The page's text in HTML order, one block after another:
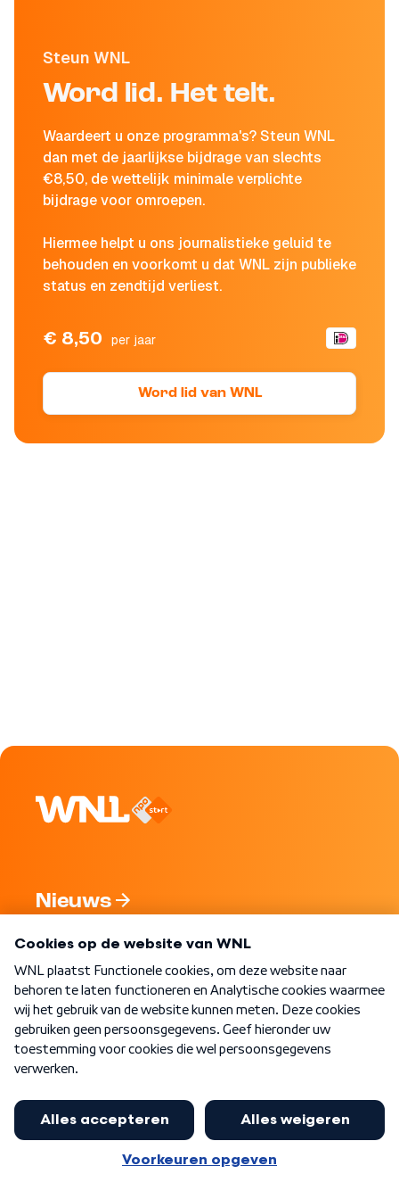
Steun WNL
Word lid. Het telt.
Waardeert u onze programma's? Steun WNL
dan met de jaarlijkse bijdrage van slechts
€8,50, de wettelijk minimale verplichte
bijdrage voor omroepen.
Hiermee helpt u ons journalistieke geluid te
behouden en voorkomt u dat WNL zijn publieke
status en zendtijd verliest.
€ 8,50 per jaar
Word lid van WNL
Nieuws
Nieuwsbrief
Word Lid